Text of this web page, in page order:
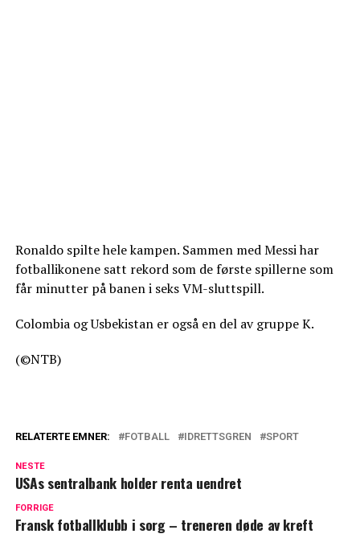
Ronaldo spilte hele kampen. Sammen med Messi har
fotballikonene satt rekord som de første spillerne som
får minutter på banen i seks VM-sluttspill.
Colombia og Usbekistan er også en del av gruppe K.
(©NTB)
RELATERTE EMNER: FOTBALL IDRETTSGREN SPORT
NESTE
USAs sentralbank holder renta uendret
FORRIGE
Fransk fotballklubb i sorg – treneren døde av kreft